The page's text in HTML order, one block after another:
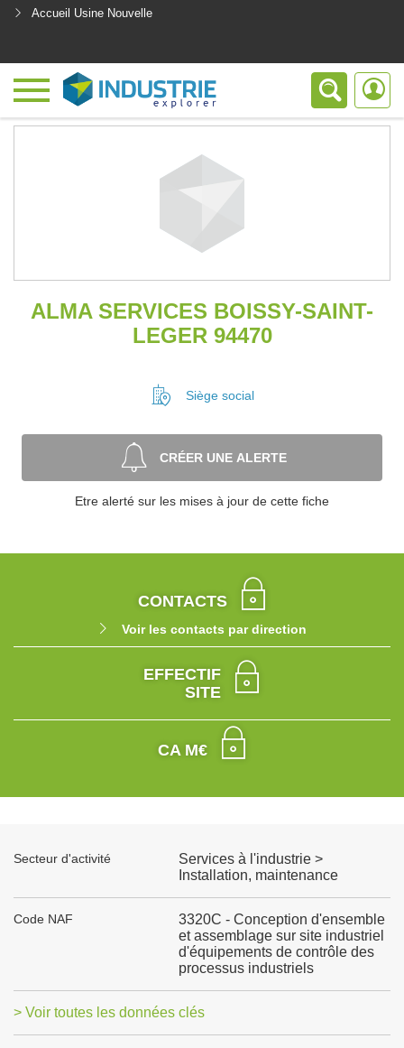
Accueil Usine Nouvelle
ALMA SERVICES BOISSY-SAINT-
LEGER 94470
Siège social
CRÉER UNE ALERTE
Etre alerté sur les mises à jour de cette fiche
CONTACTS
Voir les contacts par direction
EFFECTIF
SITE
CA M€
Secteur d'activité
Services à l'industrie >
Installation, maintenance
Code NAF
3320C - Conception d'ensemble
et assemblage sur site industriel
d'équipements de contrôle des
processus industriels
> Voir toutes les données clés